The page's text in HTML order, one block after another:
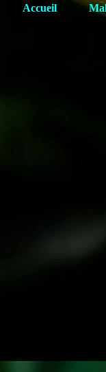
Accueil